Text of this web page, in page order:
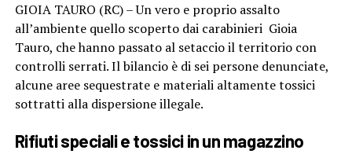
GIOIA TAURO (RC) – Un vero e proprio assalto
all’ambiente quello scoperto dai carabinieri Gioia
Tauro, che hanno passato al setaccio il territorio con
controlli serrati. Il bilancio è di sei persone denunciate,
alcune aree sequestrate e materiali altamente tossici
sottratti alla dispersione illegale.
Rifiuti speciali e tossici in un magazzino